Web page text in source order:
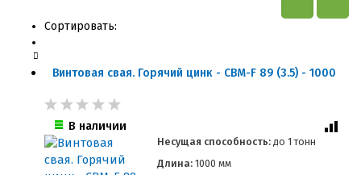
Сортировать:
Винтовая свая. Горячий цинк - СВМ-F 89 (3.5) - 1000
В наличии
Несущая способность: до 1 тонн
Длина:1000 мм